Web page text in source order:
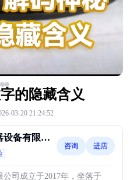
的隐藏含义
03-20 21:24:52
设备有限公
咨询 进店
司成立于2017年，坐落于